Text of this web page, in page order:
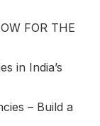
FOR THE
in India’s
– Build a